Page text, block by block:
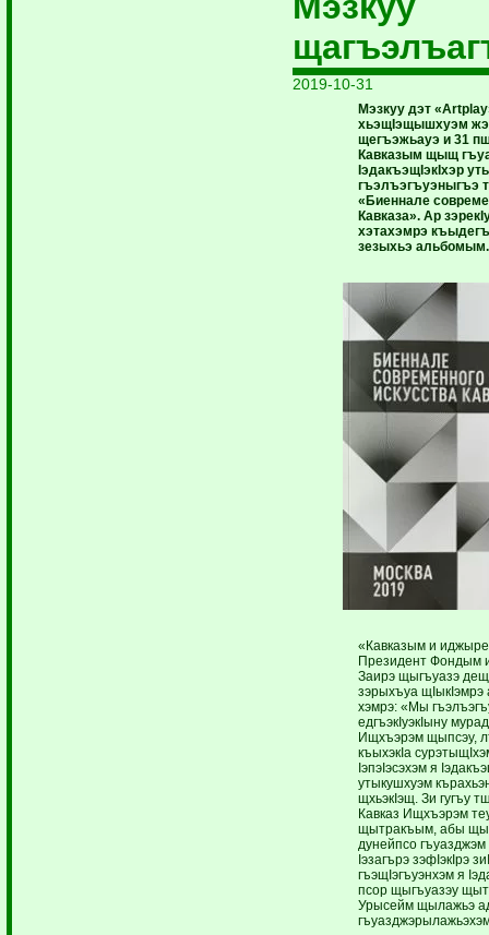
2019-10-31
Мэзкуу дэт
хьэщIэ­щы­шхуэм
щегъэжьауэ и 31
Кавказым щыщ
IэдакъэщIэкIхэр
гъэлъэгъуэныгъэ
­«Биеннале
Кавказа». Ар
хэтахэмрэ
зезыхьэ альбомым.
«Кавказым и
Президент Фондым
Заирэ щыгъуазэ
зэрыхъуа
хэмрэ: «Мы
едгъэкIуэкIыну
Ищхъэрэм щыпсэу,
къыхэкIа
IэпэIэсэхэм я
утыкушхуэм
щхьэкIэщ. Зи гугъу
Кавказ Ищхъэрэм
щытракъым, абы
дунейпсо гъуазджэм
Iэзагърэ зэфIэкIрэ
гъэщIэгъуэнхэм я
псор щыгъуазэу
Урысейм щылажьэ